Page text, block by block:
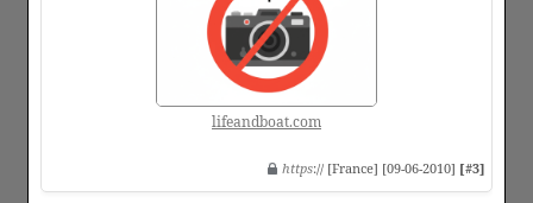
lifeandboat.com
https:// [France] [09-06-2010] [#3]